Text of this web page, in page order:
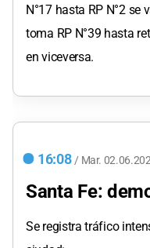
N°17 hasta RP N°2 se
toma RP N°39 hasta
en viceversa.
16:08 / Mar.
Santa Fe:
Se registra tráfico